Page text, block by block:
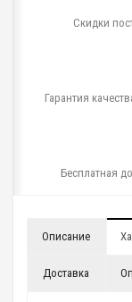
Скидки
Гарантия
Бесплатная
Описание
Доставка